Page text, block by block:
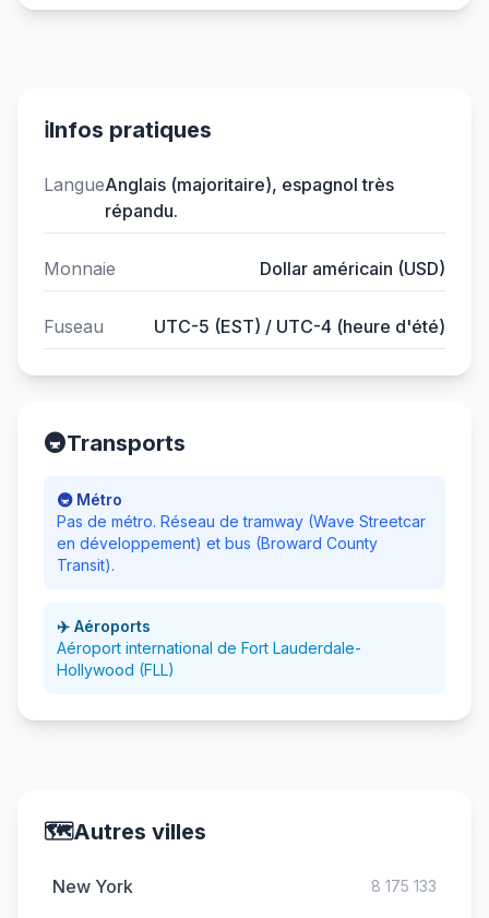
ℹ️Infos pratiques
LangueAnglais (majoritaire), espagnol très
répandu.
Monnaie Dollar américain (USD)
Fuseau UTC-5 (EST) / UTC-4 (heure d'été)
🚇Transports
🚇 Métro
Pas de métro. Réseau de tramway (Wave Streetcar
en développement) et bus (Broward County
Transit).
✈️ Aéroports
Aéroport international de Fort Lauderdale-
Hollywood (FLL)
🗺️Autres villes
New York 8 175 133